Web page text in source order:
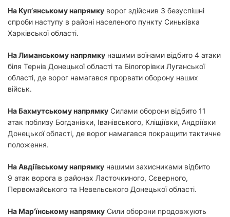
На Куп’янському напрямку ворог здійснив 3 безуспішні
спроби наступу в районі населеного пункту Синьківка
Харківської області.
На Лиманському напрямку нашими воїнами відбито 4 атаки
біля Тернів Донецької області та Білогорівки Луганської
області, де ворог намагався прорвати оборону наших
військ.
На Бахмутському напрямку Силами оборони відбито 11
атак поблизу Богданівки, Іванівського, Кліщіївки, Андріївки
Донецької області, де ворог намагався покращити тактичне
положення.
На Авдіївському напрямку нашими захисниками відбито
9 атак ворога в районах Ласточкиного, Сєверного,
Первомайського та Невельського Донецької області.
На Мар’їнському напрямку Сили оборони продовжують